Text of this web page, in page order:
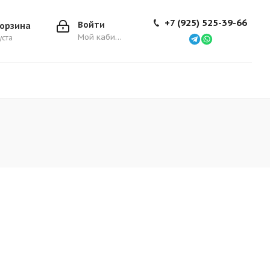
Войти
Мой кабинет
+7 (925) 525-39-66